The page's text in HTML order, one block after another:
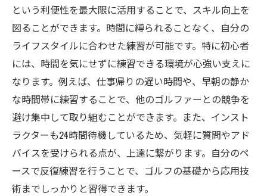
藤沢駅のインドアゴルフスクールは初心者の味
方24時間営業で自由な練習が可能
初心者が安心して利用できる理由
24時間の自由度がもたらす練習効果
初心者が陥りやすいゴルフの悩み解決法
藤沢駅で見つける自分に合ったゴルフスタ
イル
練習の継続がもたらす上達への近道
ウテミルで成功する初心者ゴルファーの声
インドアゴルフスクールウテミルでゴルフの基
という利便性を最大限に活用することで、スキル向上を
図ることができます。時間に縛られることなく、自分の
ライフスタイルに合わせた練習が可能です。特に初心者
には、時間を気にせずに練習できる環境が心強い支えに
なります。例えば、仕事帰りの遅い時間や、早朝の静か
な時間帯に練習することで、他のゴルファーとの競争を
避け集中して取り組むことができます。また、インスト
ラクターも24時間待機しているため、気軽に質問やアド
バイスを受けられる点が、上達に繋がります。自分のペ
ースで反復練習を行うことで、ゴルフの基礎から応用技
術までしっかりと習得できます。